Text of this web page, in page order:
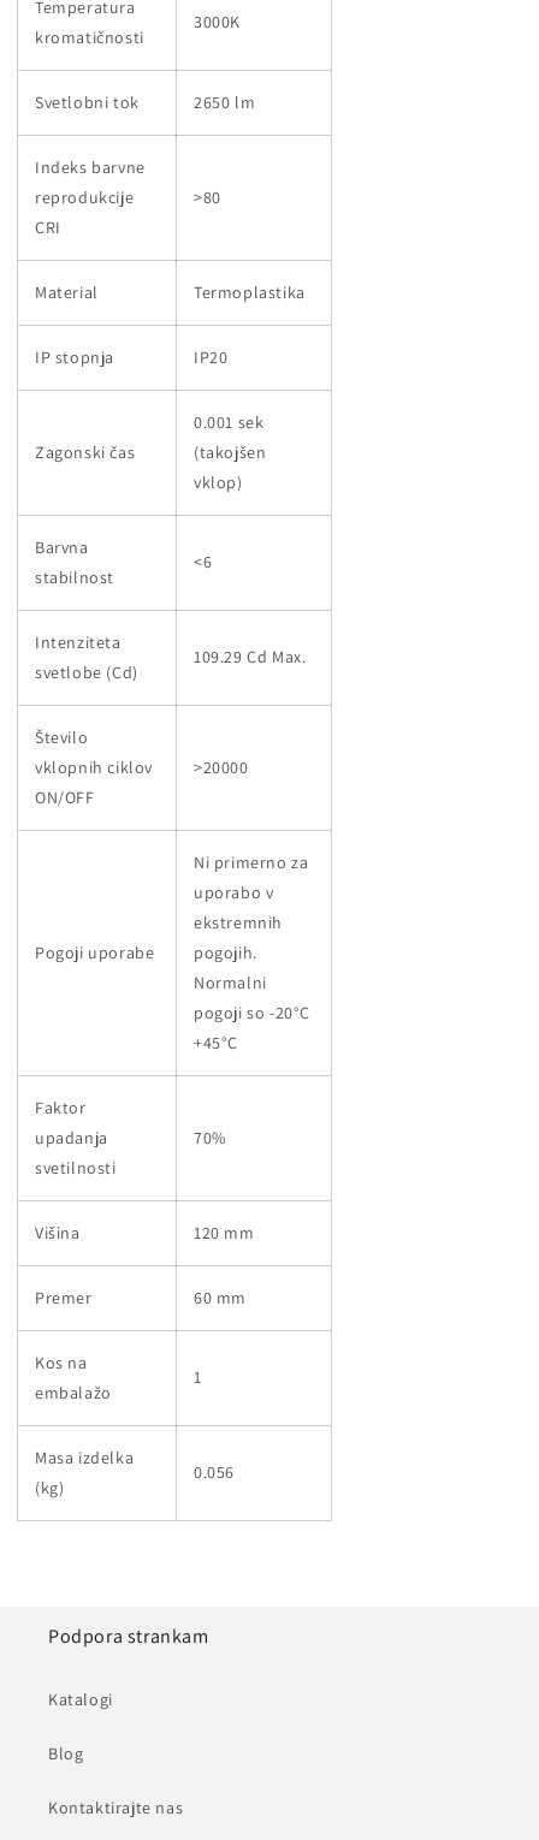
Temperatura
kromatičnosti
3000K
Svetlobni tok 2650 lm
Indeks barvne
reprodukcije
CRI
>80
Material Termoplastika
IP stopnja IP20
Zagonski čas
0.001 sek
(takojšen
vklop)
Barvna
stabilnost
<6
Intenziteta
svetlobe (Cd)
109.29 Cd Max.
Število
vklopnih ciklov
ON/OFF
>20000
Pogoji uporabe
Ni primerno za
uporabo v
ekstremnih
pogojih.
Normalni
pogoji so -20°C
+45°C
Faktor
upadanja
svetilnosti
70%
Višina 120 mm
Premer 60 mm
Kos na
embalažo
1
Masa izdelka
(kg)
0.056
Podpora strankam
Katalogi
Blog
Kontaktirajte nas